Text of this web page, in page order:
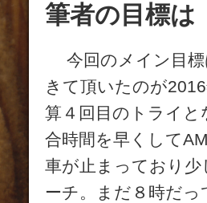
筆者の目標は
今回のメイン目標
きて頂いたのが
算４回目のトライ
合時間を早くして
車が止まっており
ーチ。まだ８時だ